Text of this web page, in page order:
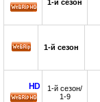
1-й сезон
1-й сезон
HD
1-й сезон/
1-9